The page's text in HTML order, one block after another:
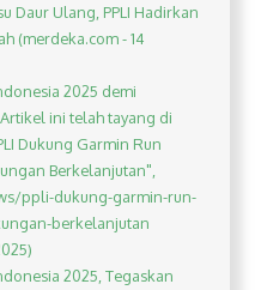
Daur Ulang, PPLI Hadirkan
(merdeka.com - 14
2025 demi
ini telah tayang di
Dukung Garmin Run
Berkelanjutan",
ppli-dukung-garmin-run-
berkelanjutan
2025, Tegaskan